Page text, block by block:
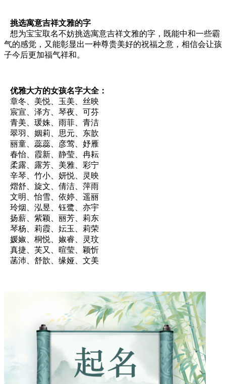
挑选寓意吉祥文雅的字
想为宝宝取名不妨挑选寓意吉祥文雅的字，既能中和一些霸
气的感觉，又能彰显出一种尊贵美好的祝福之意，相信会让孩
子今后更加福气祥和。
优雅大方的女孩名字大全：
章冬、美悦、玉美、丝映
宸宣、泽方、琴夜、可芬
青美、瑗姝、雨菲、青洁
翠羽、姻莉、思元、东歆
丽童、蕊蕊、彦莺、妤雁
春怡、霞新、静莹、冉耘
柔露、露芳、美雅、彩宁
辛琴、竹小、妍悦、灵映
熠舒、旋文、倩洁、萍雨
文明、怡雪、依婷、遥丽
玲烟、泓昱、钰鹭、亦宇
扬薪、紫颖、丽芳、莉东
琴杨、莉霞、妘玉、莉荣
媛婌、桐悦、婌睿、灵玟
真捷、芙又、暄莹、颖忻
菡沛、舒歆、缘娅、文美